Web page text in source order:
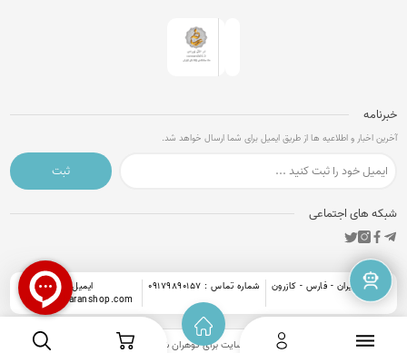
خبرنامه
آخرین اخبار و اطلاعیه ها از طریق ایمیل برای شما ارسال خواهد شد.
ثبت
شبکه های اجتماعی
آدرس : ایران - فارس - کازرون شماره تماس : 09179890157
ایمیل :
info@goharanshop.com
کلیه حقوق این وبسایت برایگوهران شاپ محفوظ است.